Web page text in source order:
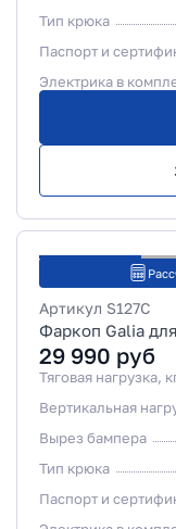
Тип крюка
Паспорт и
Электрика в
Артикул S127C
Фаркоп Galia
29 990 руб
Тяговая нагрузка,
Вертикальная
Вырез бампера
Тип крюка
Паспорт и